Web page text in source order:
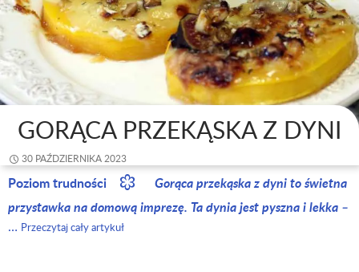
GORĄCA PRZEKĄSKA Z DYNI
30 PAŹDZIERNIKA 2023
Poziom trudności
Gorąca przekąska z dyni to świetna
przystawka na domową imprezę. Ta dynia jest pyszna i lekka –
… Przeczytaj cały artykuł